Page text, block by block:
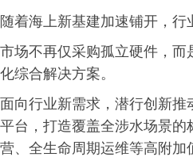
随着海上新基建加速铺开，
市场不再仅采购孤立硬件，
化综合解决方案。
面向行业新需求，潜行创新
平台，打造覆盖全涉水场景
营、全生命周期运维等高附